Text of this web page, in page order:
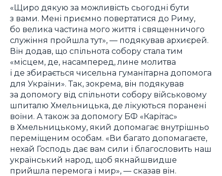
«Щиро дякую за можливість сьогодні бути
з вами. Мені приємно повертатися до Риму,
бо велика частина мого життя і священничого
служіння пройшла тут», — подякував архиєрей.
Він додав, що спільнота собору стала тим
«місцем, де, насамперед, лине молитва
і де збирається чисельна гуманітарна допомога
для України». Так, зокрема, він подякував
за допомогу від спільноти собору військовому
шпиталю Хмельницька, де лікуються поранені
воїни. А також за допомогу БФ «Карітас»
в Хмельницькому, який допомагає внутрішньо
переміщеним особам. «Ви багато допомагаєте,
нехай Господь дає вам сили і благословить наш
український народ, щоб якнайшвидше
прийшла перемога і мир», — сказав він.